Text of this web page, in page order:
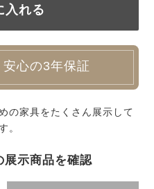
心の3年保証
の家具をたくさん展示して
。
展示商品を確認